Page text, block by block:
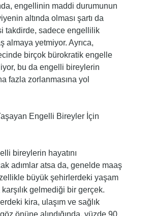
engellinin maddi durumunun
altında olması şartı da
takdirde, sadece engellilik
almaya yetmiyor. Ayrıca,
birçok bürokratik engelle
bu da engelli bireylerin
fazla zorlanmasına yol
Engelli Bireyler İçin
bireylerin hayatını
adımlar atsa da, genelde maaş
büyük şehirlerdeki yaşam
karşılık gelmediği bir gerçek.
kira, ulaşım ve sağlık
önüne alındığında, yüzde 90